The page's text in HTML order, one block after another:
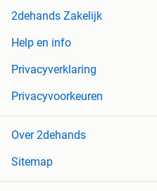
2dehands Zakelijk
Help en info
Privacyverklaring
Privacyvoorkeuren
Over 2dehands
Sitemap